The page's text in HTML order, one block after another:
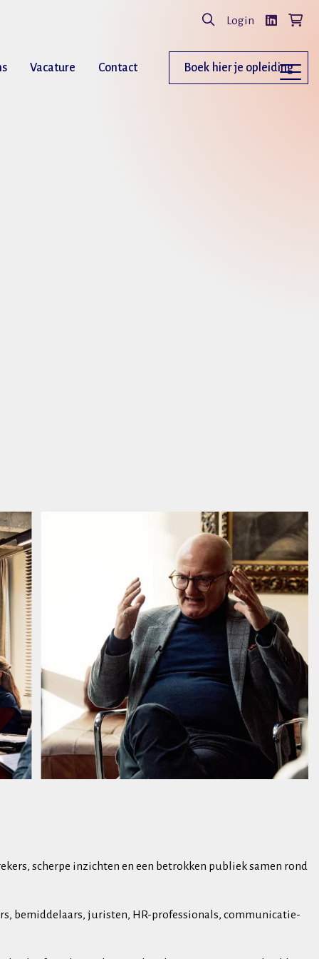
Login
Vacature Contact Boek hier je opleiding
scherpe inzichten en een betrokken publiek samen rond
bemiddelaars, juristen, HR-professionals, communicatie-